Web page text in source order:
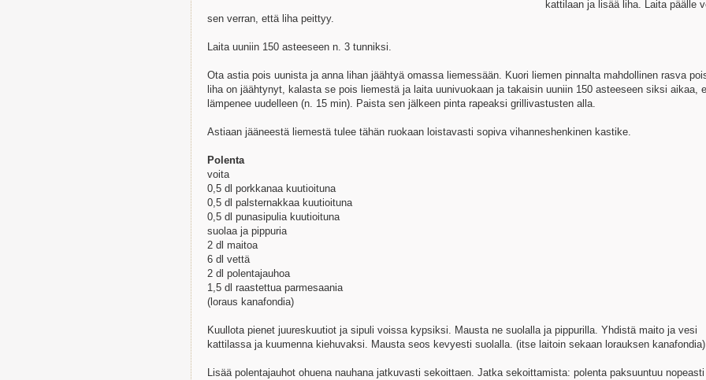
kattilaan ja lisää liha. Laita päälle
sen verran, että liha peittyy.
Laita uuniin 150 asteeseen n. 3 tunniksi.
Ota astia pois uunista ja anna lihan jäähtyä omassa liemessään. Kuori liemen pinnalta mahdollinen rasva
liha on jäähtynyt, kalasta se pois liemestä ja laita uunivuokaan ja takaisin uuniin 150 asteeseen siksi aikaa,
lämpenee uudelleen (n. 15 min). Paista sen jälkeen pinta rapeaksi grillivastusten alla.
Astiaan jääneestä liemestä tulee tähän ruokaan loistavasti sopiva vihanneshenkinen kastike.
Polenta
voita
0,5 dl porkkanaa kuutioituna
0,5 dl palsternakkaa kuutioituna
0,5 dl punasipulia kuutioituna
suolaa ja pippuria
2 dl maitoa
6 dl vettä
2 dl polentajauhoa
1,5 dl raastettua parmesaania
(loraus kanafondia)
Kuullota pienet juureskuutiot ja sipuli voissa kypsiksi. Mausta ne suolalla ja pippurilla. Yhdistä maito ja vesi
kattilassa ja kuumenna kiehuvaksi. Mausta seos kevyesti suolalla. (itse laitoin sekaan lorauksen kanafondia)
Lisää polentajauhot ohuena nauhana jatkuvasti sekoittaen. Jatka sekoittamista: polenta paksuuntuu nopeasti